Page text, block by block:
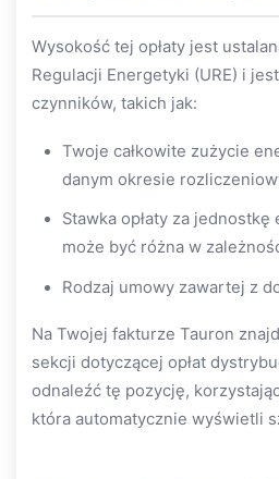
Wysokość tej opłaty jest
Regulacji Energetyki (URE) i
czynników, takich jak:
Twoje całkowite zużycie
danym okresie
Stawka opłaty za
może być różna w
Rodzaj umowy zawartej z
Na Twojej fakturze Tauron
sekcji dotyczącej opłat
odnaleźć tę pozycję,
która automatycznie wyświetli